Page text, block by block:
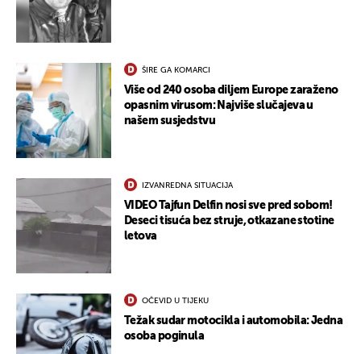
ŠIRE GA KOMARCI
Više od 240 osoba diljem Europe zaraženo
opasnim virusom: Najviše slučajeva u
našem susjedstvu
IZVANREDNA SITUACIJA
VIDEO Tajfun Delfin nosi sve pred sobom!
Deseci tisuća bez struje, otkazane stotine
letova
OČEVID U TIJEKU
Težak sudar motocikla i automobila: Jedna
osoba poginula